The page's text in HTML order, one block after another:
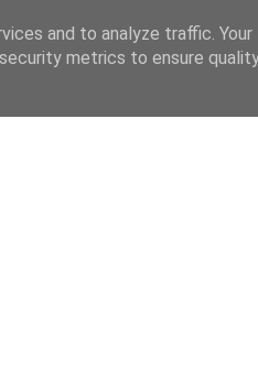
and to analyze traffic.
metrics to ensure